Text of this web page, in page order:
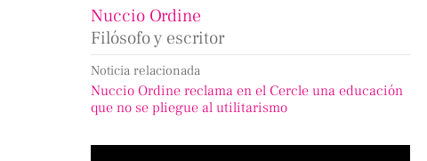
Nuccio Ordine
Filósofo y escritor
Noticia relacionada
Nuccio Ordine reclama en el Cercle una educación
que no se pliegue al utilitarismo